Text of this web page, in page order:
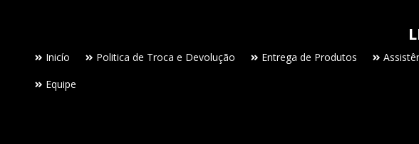
Inicío Politica de Troca e Devolução Entrega de Produtos
Equipe